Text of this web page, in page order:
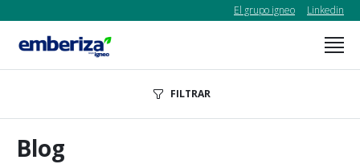
El grupo igneo Linkedin
FILTRAR
Blog